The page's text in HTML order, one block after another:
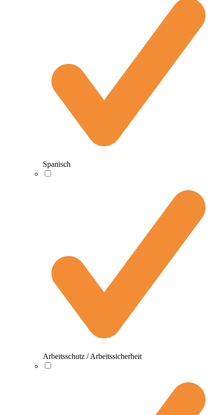
Spanisch
Arbeitsschutz / Arbeitssicherheit